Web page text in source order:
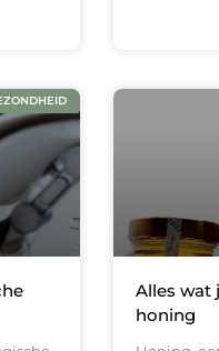
Alles wat
honing